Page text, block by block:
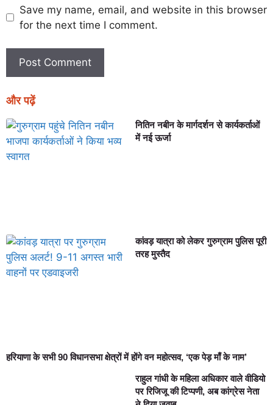
Save my name, email, and website in this browser
for the next time I comment.
और पढ़ें
नितिन नबीन के मार्गदर्शन से कार्यकर्ताओं
में नई ऊर्जा
कांवड़ यात्रा को लेकर गुरुग्राम पुलिस पूरी
तरह मुस्तैद
हरियाणा के सभी 90 विधानसभा क्षेत्रों में होंगे वन महोत्सव, ‘एक पेड़ माँ के नाम’
राहुल गांधी के महिला अधिकार वाले वीडियो
पर रिजिजू की टिप्पणी, अब कांग्रेस नेता